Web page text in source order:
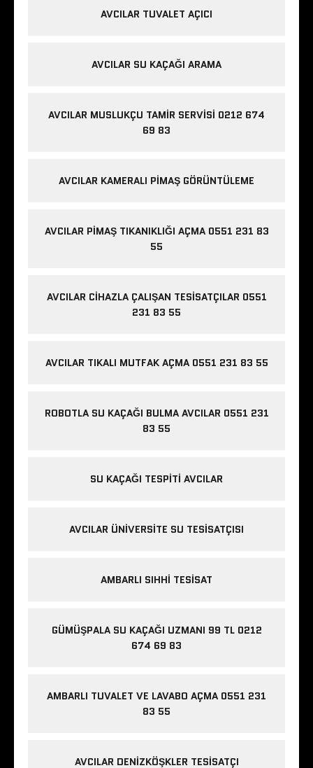
AVCILAR TUVALET AÇICI
AVCILAR SU KAÇAĞI ARAMA
AVCILAR MUSLUKÇU TAMIR SERVISI 0212 674
69 83
AVCILAR KAMERALI PIMAŞ GÖRÜNTÜLEME
AVCILAR PIMAŞ TIKANIKLIĞI AÇMA 0551 231 83
55
AVCILAR CIHAZLA ÇALIŞAN TESISATÇILAR 0551
231 83 55
AVCILAR TIKALI MUTFAK AÇMA 0551 231 83 55
ROBOTLA SU KAÇAĞI BULMA AVCILAR 0551 231
83 55
SU KAÇAĞI TESPITI AVCILAR
AVCILAR ÜNIVERSITE SU TESISATÇISI
AMBARLI SIHHI TESISAT
GÜMÜŞPALA SU KAÇAĞI UZMANI 99 TL 0212
674 69 83
AMBARLI TUVALET VE LAVABO AÇMA 0551 231
83 55
AVCILAR DENIZKÖŞKLER TESISATÇI